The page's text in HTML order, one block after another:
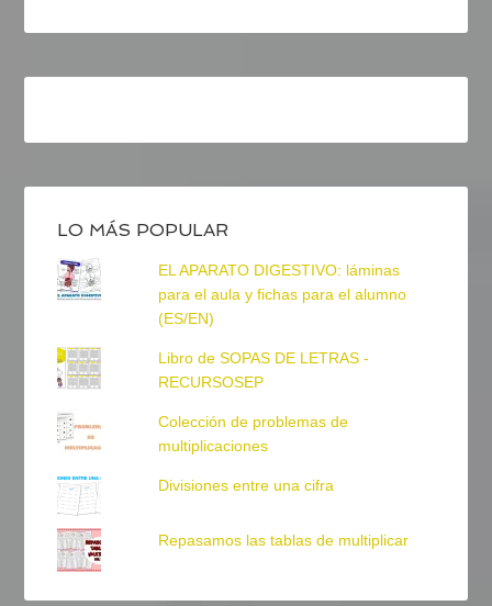
LO MÁS POPULAR
EL APARATO DIGESTIVO: láminas
para el aula y fichas para el alumno
(ES/EN)
Libro de SOPAS DE LETRAS -
RECURSOSEP
Colección de problemas de
multiplicaciones
Divisiones entre una cifra
Repasamos las tablas de multiplicar